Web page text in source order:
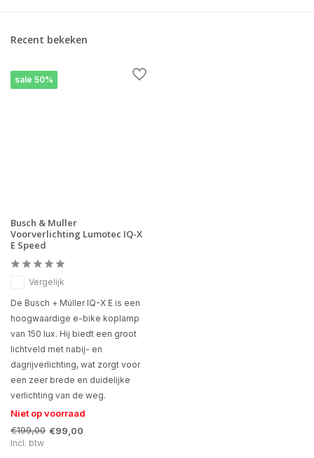
Recent bekeken
sale 50%
Busch & Muller
Voorverlichting Lumotec IQ-X
E Speed
Vergelijk
De Busch + Müller IQ-X E is een
hoogwaardige e-bike koplamp
van 150 lux. Hij biedt een groot
lichtveld met nabij- en
dagrijverlichting, wat zorgt voor
een zeer brede en duidelijke
verlichting van de weg.
Niet op voorraad
€199,00 €99,00
Incl. btw